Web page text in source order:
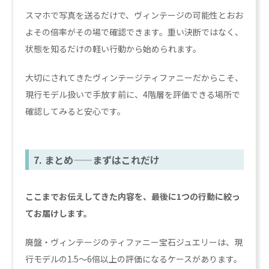
スマホで写真を送るだけで、ヴィンテージの可能性とおお
よその倍率がその場で確認できます。重い決断ではなく、
状態を知るだけの軽い行動から始められます。
大切にされてきたヴィンテージティファニーだからこそ、
現行モデル扱いで手放す前に、4階層を評価できる場所で
確認してみると安心です。
7. まとめ——まずはこれだけ
ここまでお伝えしてきた内容を、最後に1つの行動に絞っ
てお届けします。
廃盤・ヴィンテージのティファニー宝石ジュエリーは、現
行モデルの1.5〜6倍以上の評価になるケースがあります。